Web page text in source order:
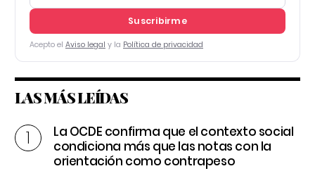
Suscribirme
Acepto el Aviso legal y la Política de privacidad
LAS MÁS LEÍDAS
La OCDE confirma que el contexto social
condiciona más que las notas con la
orientación como contrapeso